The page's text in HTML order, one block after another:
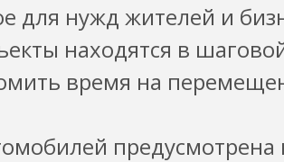
для нужд жителей и
находятся в
время на
предусмотрена